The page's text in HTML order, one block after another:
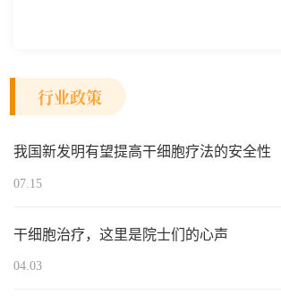
行业政策
我国新发明有望提高干细胞疗法的安全性
07.15
干细胞治疗，这里是院士们的心声
04.03